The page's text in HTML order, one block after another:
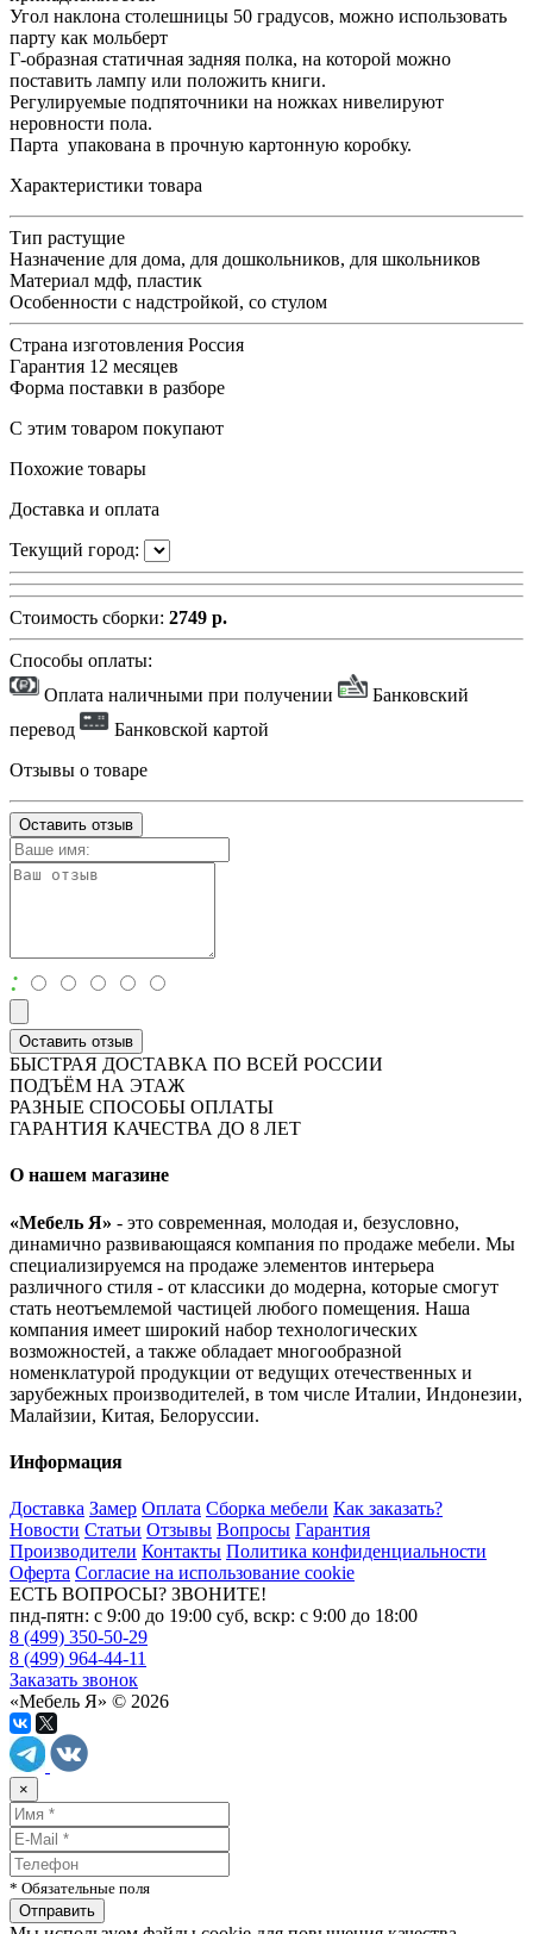
Угол наклона столешницы 50 градусов, можно использовать
парту как мольберт
Г-образная статичная задняя полка, на которой можно
поставить лампу или положить книги.
Регулируемые подпяточники на ножках нивелируют
неровности пола.
Парта упакована в прочную картонную коробку.
Характеристики товара
Тип растущие
Назначение для дома, для дошкольников, для школьников
Материал мдф, пластик
Особенности с надстройкой, со стулом
Страна изготовления Россия
Гарантия 12 месяцев
Форма поставки в разборе
С этим товаром покупают
Похожие товары
Доставка и оплата
Текущий город:
Стоимость сборки: 2749 р.
Способы оплаты:
Оплата наличными при получении
Банковский
перевод
Банковской картой
Отзывы о товаре
Оставить отзыв
:
Оставить отзыв
БЫСТРАЯ ДОСТАВКА ПО ВСЕЙ РОССИИ
ПОДЪЁМ НА ЭТАЖ
РАЗНЫЕ СПОСОБЫ ОПЛАТЫ
ГАРАНТИЯ КАЧЕСТВА ДО 8 ЛЕТ
О нашем магазине
«Мебель Я» - это современная, молодая и, безусловно,
динамично развивающаяся компания по продаже мебели. Мы
специализируемся на продаже элементов интерьера
различного стиля - от классики до модерна, которые смогут
стать неотъемлемой частицей любого помещения. Наша
компания имеет широкий набор технологических
возможностей, а также обладает многообразной
номенклатурой продукции от ведущих отечественных и
зарубежных производителей, в том числе Италии, Индонезии,
Малайзии, Китая, Белоруссии.
Информация
Доставка Замер Оплата Сборка мебели Как заказать?
Новости Статьи Отзывы Вопросы Гарантия
Производители Контакты Политика конфиденциальности
Оферта Согласие на использование cookie
ЕСТЬ ВОПРОСЫ? ЗВОНИТЕ!
пнд-пятн: с 9:00 до 19:00 суб, вскр: с 9:00 до 18:00
8 (499) 350-50-29
8 (499) 964-44-11
Заказать звонок
«Мебель Я» © 2026
×
* Обязательные поля